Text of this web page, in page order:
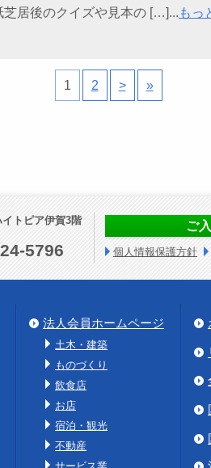
芝居後のクイズや見本の […]... もっ
1 2 > »
イトピア伊賀3階
5796
ご
個人情報保護方針
法人会員ホームページ
土木・建築
ものづくり
飲食店
お店
宿泊・観光
不動産